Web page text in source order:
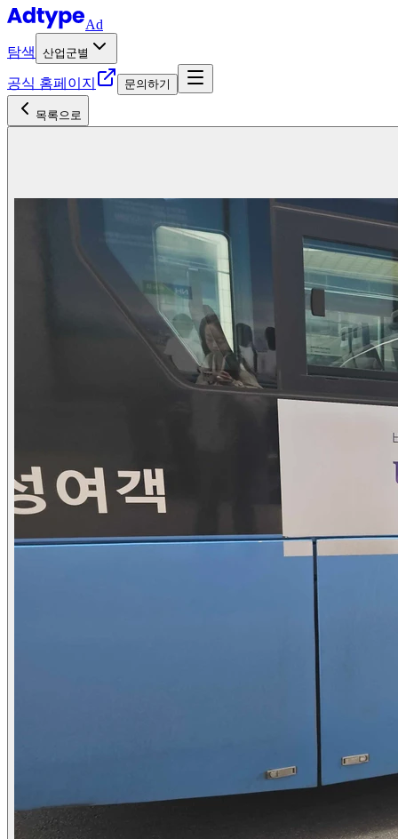
Ad
탐색
산업군별
공식 홈페이지 문의하기
목록으로